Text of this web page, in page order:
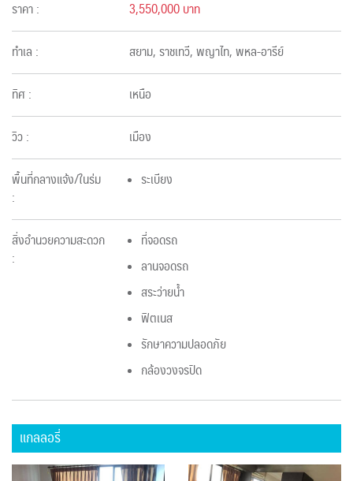
ราคา : 3,550,000 บาท
ทำเล : สยาม, ราชเทวี, พญาไท, พหล-อารีย์
ทิศ : เหนือ
วิว : เมือง
พื้นที่กลางแจ้ง/ในร่ม
:
ระเบียง
สิ่งอำนวยความสะดวก
:
ที่จอดรถ
ลานจอดรถ
สระว่ายน้ำ
ฟิตเนส
รักษาความปลอดภัย
กล้องวงจรปิด
แกลลอรี่